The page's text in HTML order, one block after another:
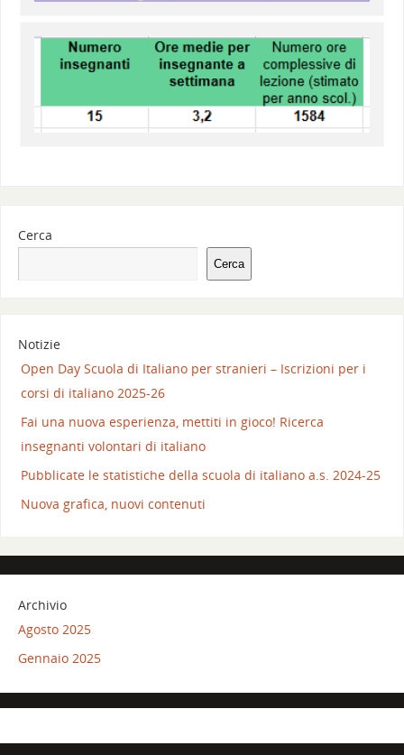
Cerca
Cerca
Notizie
Open Day Scuola di Italiano per stranieri – Iscrizioni per i
corsi di italiano 2025-26
Fai una nuova esperienza, mettiti in gioco! Ricerca
insegnanti volontari di italiano
Pubblicate le statistiche della scuola di italiano a.s. 2024-25
Nuova grafica, nuovi contenuti
Archivio
Agosto 2025
Gennaio 2025